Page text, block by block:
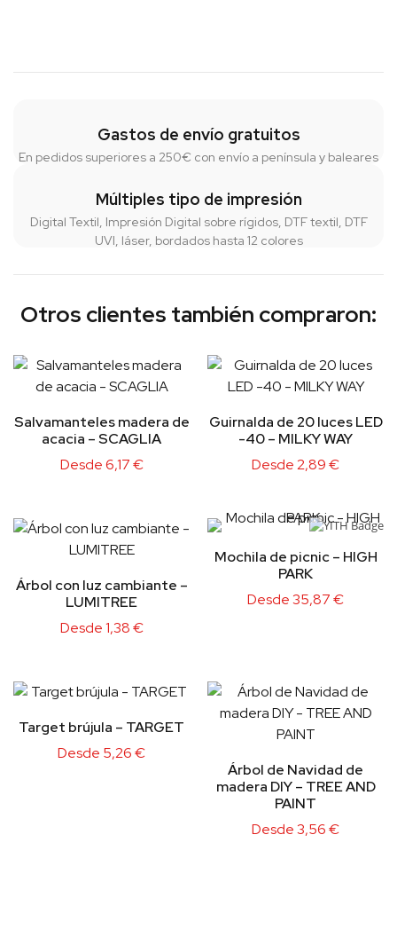
Gastos de envío gratuitos
En pedidos superiores a 250€ con envío a península y baleares
Múltiples tipo de impresión
Digital Textil, Impresión Digital sobre rígidos, DTF textil, DTF
UVI, láser, bordados hasta 12 colores
Otros clientes también compraron:
Salvamanteles madera de
acacia – SCAGLIA
Desde6,17€
Guirnalda de 20 luces LED
-40 – MILKY WAY
Desde2,89€
Árbol con luz cambiante –
LUMITREE
Desde1,38€
Mochila de picnic – HIGH
PARK
Desde35,87€
Target brújula – TARGET
Desde 5,26€
Árbol de Navidad de
madera DIY – TREE AND
PAINT
Desde3,56€